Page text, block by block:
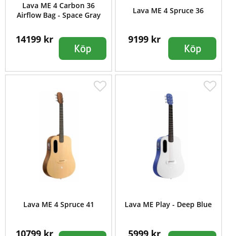
Lava ME 4 Carbon 36
Airflow Bag - Space Gray
14199 kr
Köp
Lava ME 4 Spruce 36
9199 kr
Köp
Lava ME 4 Spruce 41
10799 kr
Lava ME Play - Deep Blue
5999 kr